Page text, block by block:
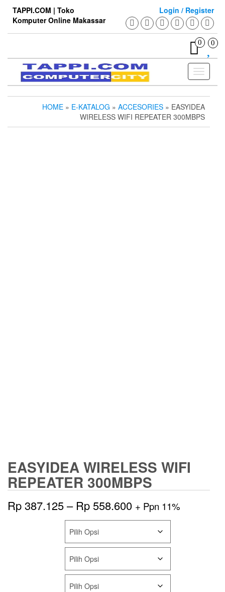
content
TAPPI.COM | Toko
Komputer Online Makassar
Login / Register
0 0
Toggle
HOME » E-KATALOG » ACCESORIES » EASYIDEA
WIRELESS WIFI REPEATER 300MBPS
EASYIDEA WIRELESS WIFI
REPEATER 300MBPS
Rp387.125– Rp 558.600Rentang
harga:
Rp 387.125
hingga
Rp 558.600
+ Ppn 11%